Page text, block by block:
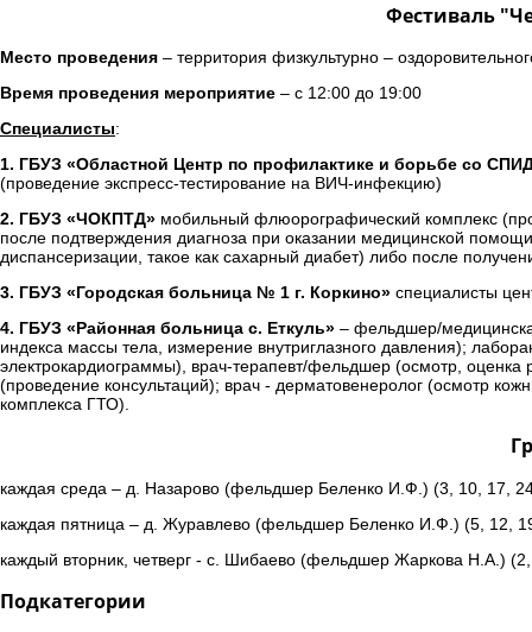
Фестиваль
Место проведения – территория физкультурно –
Время проведения мероприятие – с 12:00 до 19:00
Специалисты:
1. ГБУЗ «Областной Центр по профилактике и борьбе со
(проведение экспресс-тестирование на ВИЧ-инфекцию)
2. ГБУЗ «ЧОКПТД» мобильный флюорографический комплекс
после подтверждения диагноза при оказании медицинской
диспансеризации, такое как сахарный диабет) либо после
3. ГБУЗ «Городская больница № 1 г. Коркино» специалисты
4. ГБУЗ «Районная больница с. Еткуль» – фельдшер/
индекса массы тела, измерение внутриглазного давления);
электрокардиограммы), врач-терапевт/фельдшер (осмотр, оценка
(проведение консультаций); врач - дерматовенеролог (осмотр
комплекса ГТО).
каждая среда – д. Назарово (фельдшер Беленко И.Ф.) (3, 10, 17,
каждая пятница – д. Журавлево (фельдшер Беленко И.Ф.) (5, 12,
каждый вторник, четверг - с. Шибаево (фельдшер Жаркова Н.А.)
Подкатегории